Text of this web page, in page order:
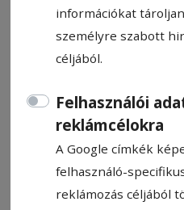
információkat
személyre szabott
céljából.
Felhasználói
reklámcélokra
A Google címkék
felhasználó-
reklámozás céljából